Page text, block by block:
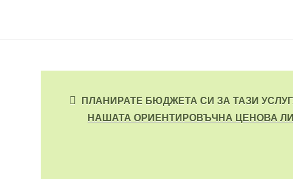
ПЛАНИРАТЕ БЮДЖЕТА СИ ЗА ТАЗИ
НАШАТА ОРИЕНТИРОВЪЧНА ЦЕНОВА